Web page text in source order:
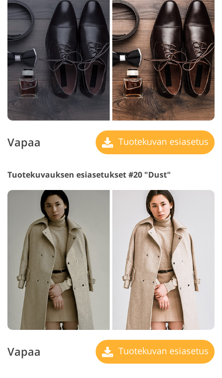
Vapaa Tuotekuvan esiasetus
Tuotekuvauksen esiasetukset #20 "Dust"
Vapaa Tuotekuvan esiasetus